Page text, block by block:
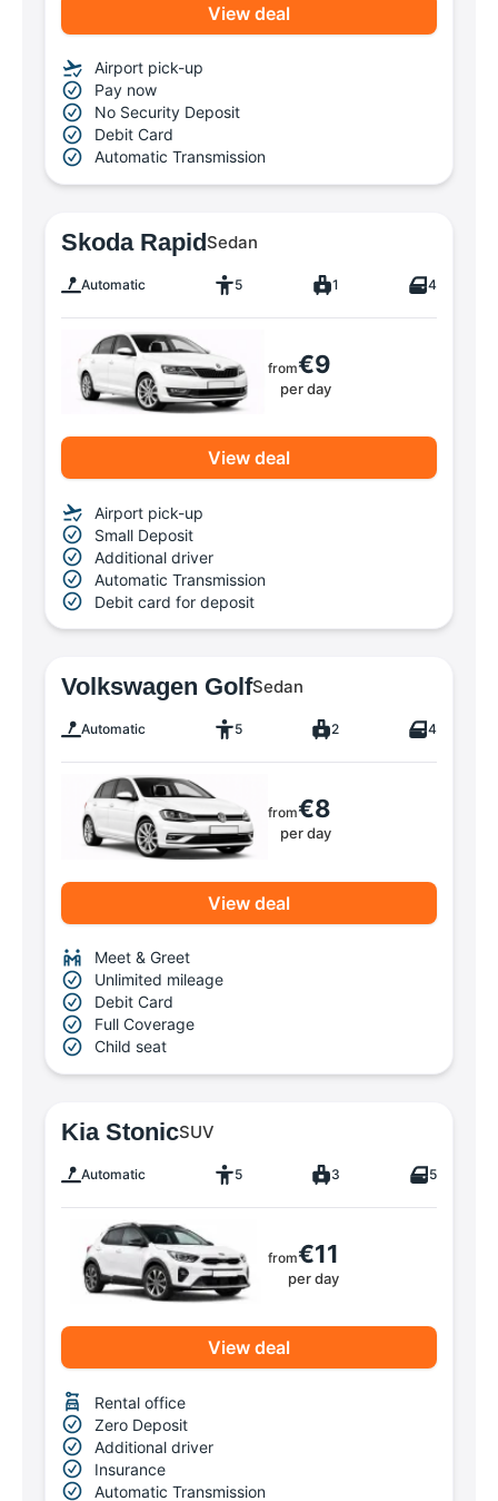
View deal
Airport pick-up
Pay now
No Security Deposit
Debit Card
Automatic Transmission
Skoda RapidSedan
Automatic 5 1 4
from€9
per day
View deal
Airport pick-up
Small Deposit
Additional driver
Automatic Transmission
Debit card for deposit
Volkswagen GolfSedan
Automatic 5 2 4
from€8
per day
View deal
Meet & Greet
Unlimited mileage
Debit Card
Full Coverage
Child seat
Kia StonicSUV
Automatic 5 3 5
from€11
per day
View deal
Rental office
Zero Deposit
Additional driver
Insurance
Automatic Transmission